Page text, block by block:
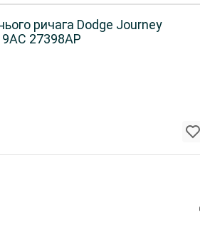
ричага Dodge Journey
27398AP